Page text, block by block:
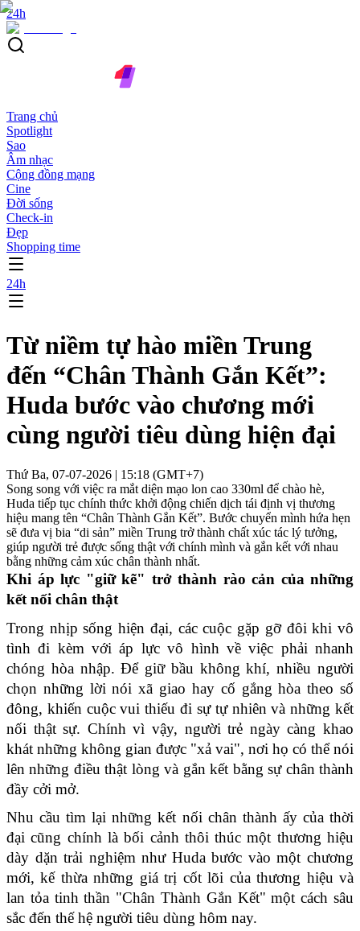
24h
Trang chủ
Spotlight
Sao
Âm nhạc
Cộng đồng mạng
Cine
Đời sống
Check-in
Đẹp
Shopping time
24h
Từ niềm tự hào miền Trung
đến “Chân Thành Gắn Kết”:
Huda bước vào chương mới
cùng người tiêu dùng hiện đại
Thứ Ba, 07-07-2026 | 15:18 (GMT+7)
Song song với việc ra mắt diện mạo lon cao 330ml để chào hè,
Huda tiếp tục chính thức khởi động chiến dịch tái định vị thương
hiệu mang tên “Chân Thành Gắn Kết”. Bước chuyển mình hứa hẹn
sẽ đưa vị bia “di sản” miền Trung trở thành chất xúc tác lý tưởng,
giúp người trẻ được sống thật với chính mình và gắn kết với nhau
bằng những cảm xúc chân thành nhất.
Khi áp lực "giữ kẽ" trở thành rào cản của những
kết nối chân thật
Trong nhịp sống hiện đại, các cuộc gặp gỡ đôi khi vô
tình đi kèm với áp lực vô hình về việc phải nhanh
chóng hòa nhập. Để giữ bầu không khí, nhiều người
chọn những lời nói xã giao hay cố gắng hòa theo số
đông, khiến cuộc vui thiếu đi sự tự nhiên và những kết
nối thật sự. Chính vì vậy, người trẻ ngày càng khao
khát những không gian được "xả vai", nơi họ có thể nói
lên những điều thật lòng và gắn kết bằng sự chân thành
đầy cởi mở.
Nhu cầu tìm lại những kết nối chân thành ấy của thời
đại cũng chính là bối cảnh thôi thúc một thương hiệu
dày dặn trải nghiệm như Huda bước vào một chương
mới, kế thừa những giá trị cốt lõi của thương hiệu và
lan tỏa tinh thần "Chân Thành Gắn Kết" một cách sâu
sắc đến thế hệ người tiêu dùng hôm nay.